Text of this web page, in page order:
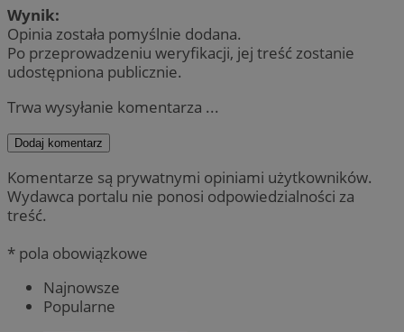
Wynik:
Opinia została pomyślnie dodana.
Po przeprowadzeniu weryfikacji, jej treść zostanie
udostępniona publicznie.
Trwa wysyłanie komentarza ...
Dodaj komentarz
Komentarze są prywatnymi opiniami użytkowników.
Wydawca portalu nie ponosi odpowiedzialności za
treść.
* pola obowiązkowe
Najnowsze
Popularne